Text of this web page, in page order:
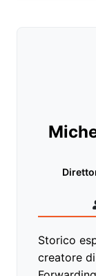
Storico
creatore